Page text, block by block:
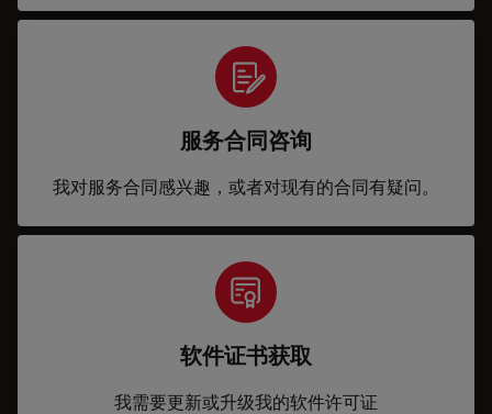
服务合同咨询
我对服务合同感兴趣，或者对现有的合同有疑问。
软件证书获取
我需要更新或升级我的软件许可证